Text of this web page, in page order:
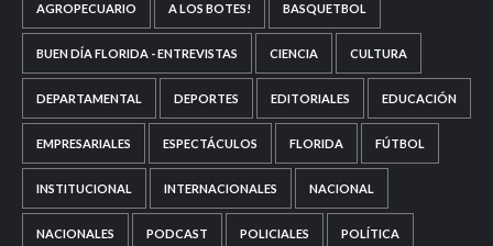
AGROPECUARIO A LOS BOTES! BASQUETBOL
BUEN DÍA FLORIDA - ENTREVISTAS CIENCIA CULTURA
DEPARTAMENTAL DEPORTES EDITORIALES EDUCACIÓN
EMPRESARIALES ESPECTÁCULOS FLORIDA FÚTBOL
INSTITUCIONAL INTERNACIONALES NACIONAL
NACIONALES PODCAST POLICIALES POLÍTICA